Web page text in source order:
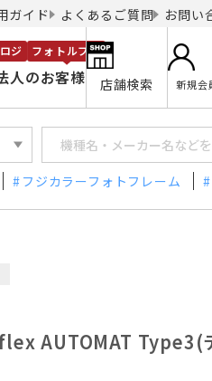
ガイド よくあるご質問 お問い
人のお客様
ジ フォトルプロ
店舗検索 新規会
フジカラーフォトフレーム
AUTOMAT Type3(